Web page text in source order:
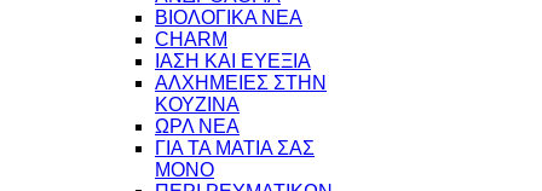
ΒΙΟΛΟΓΙΚΑ ΝΕΑ
CHARM
ΙΑΣΗ ΚΑΙ ΕΥΕΞΙΑ
ΑΛΧΗΜΕΙΕΣ ΣΤΗΝ
ΚΟΥΖΙΝΑ
ΩΡΛ ΝEA
ΓΙΑ ΤΑ ΜΑΤΙΑ ΣΑΣ
ΜΟΝΟ